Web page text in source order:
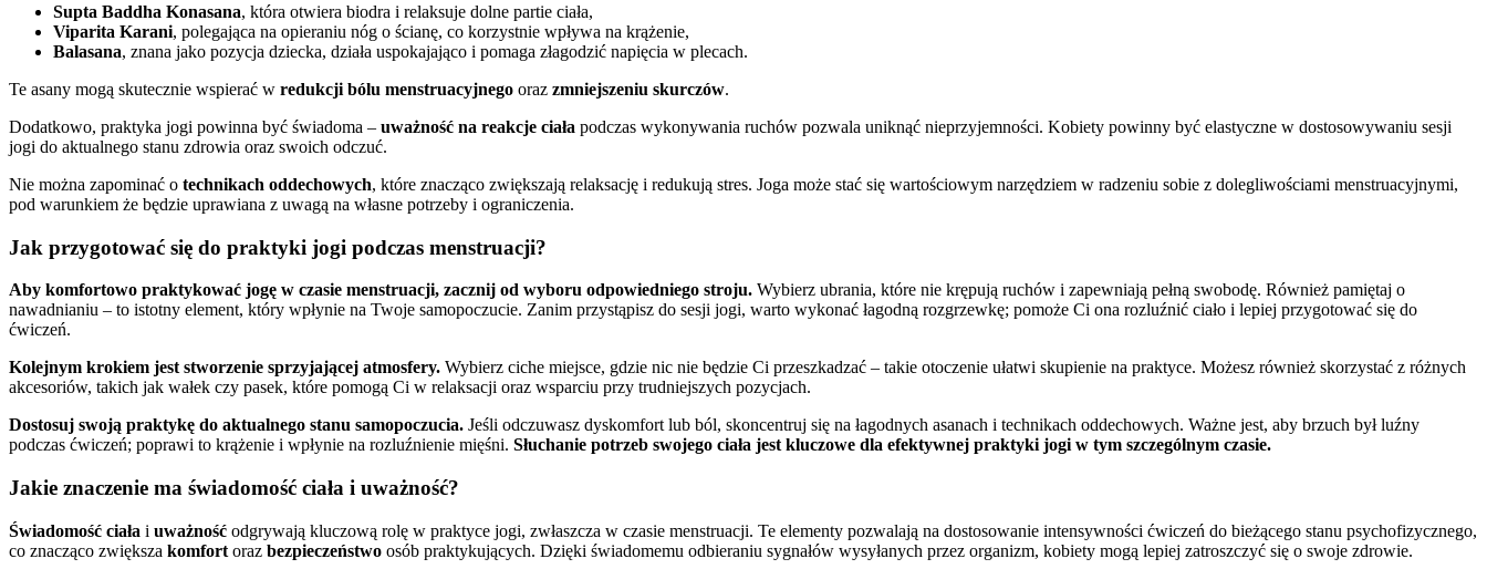
Supta Baddha Konasana, która otwiera biodra i relaksuje dolne partie ciała,
Viparita Karani, polegająca na opieraniu nóg o ścianę, co korzystnie wpływa na krążenie,
Balasana, znana jako pozycja dziecka, działa uspokajająco i pomaga złagodzić napięcia w plecach.
Te asany mogą skutecznie wspierać w redukcji bólu menstruacyjnego oraz zmniejszeniu skurczów.
Dodatkowo, praktyka jogi powinna być świadoma – uważność na reakcje ciała podczas wykonywania ruchów pozwala uniknąć nieprzyjemności. Kobiety powinny być elastyczne w dostosowywaniu sesji
jogi do aktualnego stanu zdrowia oraz swoich odczuć.
Nie można zapominać o technikach oddechowych, które znacząco zwiększają relaksację i redukują stres. Joga może stać się wartościowym narzędziem w radzeniu sobie z dolegliwościami menstruacyjnymi,
pod warunkiem że będzie uprawiana z uwagą na własne potrzeby i ograniczenia.
Jak przygotować się do praktyki jogi podczas menstruacji?
Aby komfortowo praktykować jogę w czasie menstruacji, zacznij od wyboru odpowiedniego stroju. Wybierz ubrania, które nie krępują ruchów i zapewniają pełną swobodę. Również pamiętaj o
nawadnianiu – to istotny element, który wpłynie na Twoje samopoczucie. Zanim przystąpisz do sesji jogi, warto wykonać łagodną rozgrzewkę; pomoże Ci ona rozluźnić ciało i lepiej przygotować się do
ćwiczeń.
Kolejnym krokiem jest stworzenie sprzyjającej atmosfery. Wybierz ciche miejsce, gdzie nic nie będzie Ci przeszkadzać – takie otoczenie ułatwi skupienie na praktyce. Możesz również skorzystać z różnych
akcesoriów, takich jak wałek czy pasek, które pomogą Ci w relaksacji oraz wsparciu przy trudniejszych pozycjach.
Dostosuj swoją praktykę do aktualnego stanu samopoczucia. Jeśli odczuwasz dyskomfort lub ból, skoncentruj się na łagodnych asanach i technikach oddechowych. Ważne jest, aby brzuch był luźny
podczas ćwiczeń; poprawi to krążenie i wpłynie na rozluźnienie mięśni. Słuchanie potrzeb swojego ciała jest kluczowe dla efektywnej praktyki jogi w tym szczególnym czasie.
Jakie znaczenie ma świadomość ciała i uważność?
Świadomość ciała i uważność odgrywają kluczową rolę w praktyce jogi, zwłaszcza w czasie menstruacji. Te elementy pozwalają na dostosowanie intensywności ćwiczeń do bieżącego stanu psychofizycznego,
co znacząco zwiększa komfort oraz bezpieczeństwo osób praktykujących. Dzięki świadomemu odbieraniu sygnałów wysyłanych przez organizm, kobiety mogą lepiej zatroszczyć się o swoje zdrowie.